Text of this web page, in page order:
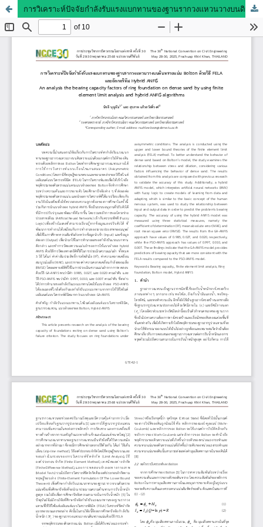
การวิเคราะห์ปัจจัยกำลังรับแรงแบกทานของฐานรากวงแหวนวางบนดินทรายแน่น Bolton ด้วยวิธี FELA และอัลกอริทึม Hybrid ANFIS